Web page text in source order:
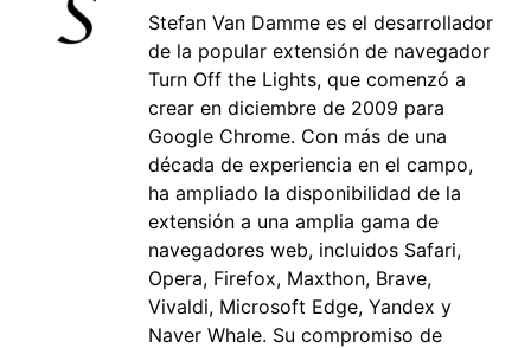
Stefan Van Damme es el desarrollador
de la popular extensión de navegador
Turn Off the Lights, que comenzó a
crear en diciembre de 2009 para
Google Chrome. Con más de una
década de experiencia en el campo,
ha ampliado la disponibilidad de la
extensión a una amplia gama de
navegadores web, incluidos Safari,
Opera, Firefox, Maxthon, Brave,
Vivaldi, Microsoft Edge, Yandex y
Naver Whale. Su compromiso de